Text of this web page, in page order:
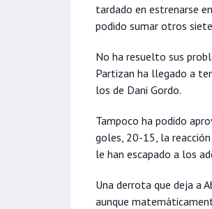
tardado en estrenarse
podido sumar otros
No ha resuelto sus
Partizan ha llegado a
los de Dani Gordo.
Tampoco ha podido
goles, 20-15, la
le han escapado a los
Una derrota que deja a
aunque